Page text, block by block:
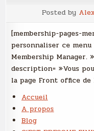
Posted by
[membership-pages-
personnaliser ce
Membership Manager.
description= »Vous
la page Front office de
Accueil
A propos
Blog